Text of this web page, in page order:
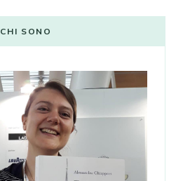
CHI SONO